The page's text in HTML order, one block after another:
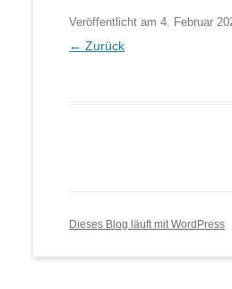
Veröffentlicht am 4. Februar
← Zurück
Dieses Blog läuft mit WordPress